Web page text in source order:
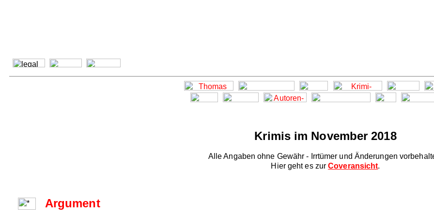
Krimis im November 2018
Alle Angaben ohne Gewähr - Irrtümer und Änderungen
Hier geht es zurCoveransicht.
Argument